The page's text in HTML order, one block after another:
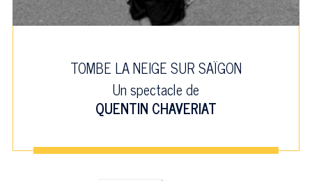
TOMBE LA NEIGE SUR SAÏGON
Un spectacle de
QUENTIN CHAVERIAT